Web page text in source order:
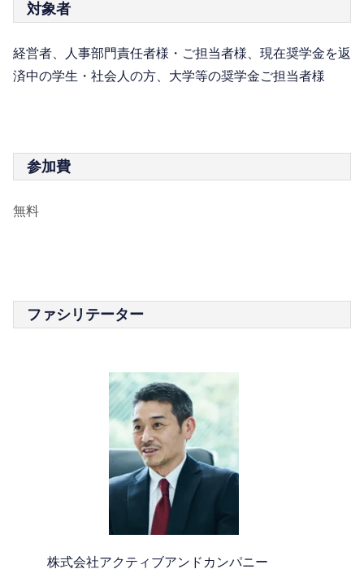
対象者
経営者、人事部門責任者様・ご担当者様、現在奨学金を返
済中の学生・社会人の方、大学等の奨学金ご担当者様
参加費
無料
ファシリテーター
株式会社アクティブアンドカンパニー